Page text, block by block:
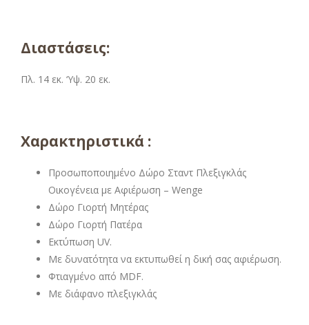
Διαστάσεις:
Πλ. 14 εκ. ‘Υψ. 20 εκ.
Χαρακτηριστικά :
Προσωποποιημένο Δώρο Σταντ Πλεξιγκλάς
Οικογένεια με Αφιέρωση – Wenge
Δώρο Γιορτή Μητέρας
Δώρο Γιορτή Πατέρα
Εκτύπωση UV.
Με δυνατότητα να εκτυπωθεί η δική σας αφιέρωση.
Φτιαγμένο από MDF.
Με διάφανο πλεξιγκλάς